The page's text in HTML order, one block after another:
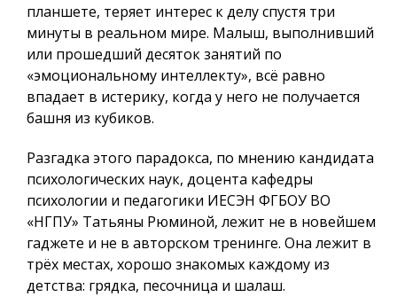
планшете, теряет интерес к делу спустя три
минуты в реальном мире. Малыш, выполнивший
или прошедший десяток занятий по
«эмоциональному интеллекту», всё равно
впадает в истерику, когда у него не получается
башня из кубиков.
Разгадка этого парадокса, по мнению кандидата
психологических наук, доцента кафедры
психологии и педагогики ИЕСЭН ФГБОУ ВО
«НГПУ» Татьяны Рюминой, лежит не в новейшем
гаджете и не в авторском тренинге. Она лежит в
трёх местах, хорошо знакомых каждому из
детства: грядка, песочница и шалаш.